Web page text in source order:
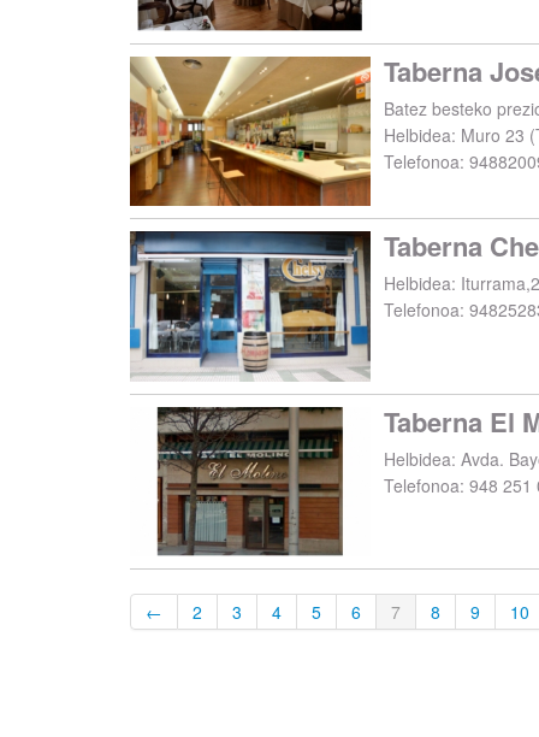
Taberna
Batez besteko
Helbidea: Muro 23 (
Telefonoa:
Taberna
Helbidea:
Telefonoa:
Taberna El
Helbidea: Avda.
Telefonoa: 948 251
← 2 3 4 5 6 7 8 9 10